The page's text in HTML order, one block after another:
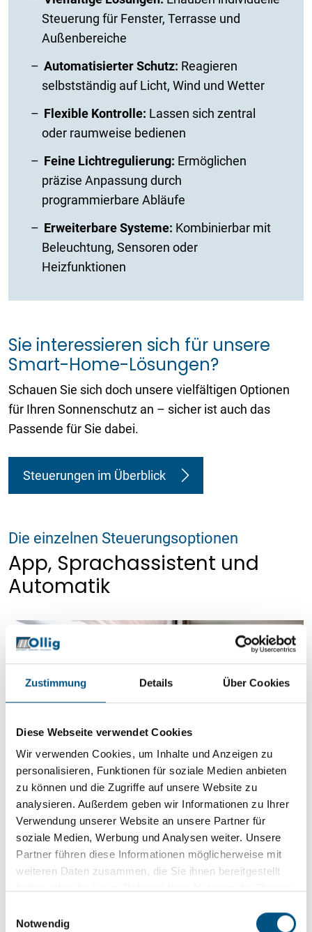
Zustimmung Details Über Cookies
Diese Webseite verwendet Cookies
Wir verwenden Cookies, um Inhalte und Anzeigen zu
personalisieren, Funktionen für soziale Medien anbieten
zu können und die Zugriffe auf unsere Website zu
analysieren. Außerdem geben wir Informationen zu Ihrer
Verwendung unserer Website an unsere Partner für
soziale Medien, Werbung und Analysen weiter. Unsere
Partner führen diese Informationen möglicherweise mit
weiteren Daten zusammen, die Sie ihnen bereitgestellt
Notwendig
Steuerung für Fenster, Terrasse und
Außenbereiche
Automatisierter Schutz: Reagieren
selbstständig auf Licht, Wind und Wetter
Flexible Kontrolle: Lassen sich zentral
oder raumweise bedienen
Feine Lichtregulierung: Ermöglichen
präzise Anpassung durch
programmierbare Abläufe
Erweiterbare Systeme: Kombinierbar mit
Beleuchtung, Sensoren oder
Heizfunktionen
Sie interessieren sich für unsere
Smart-Home-Lösungen?
Schauen Sie sich doch unsere vielfältigen Optionen
für Ihren Sonnenschutz an – sicher ist auch das
Passende für Sie dabei.
Steuerungen im Überblick
Die einzelnen Steuerungsoptionen
App, Sprachassistent und
Automatik
Moderne Installationen lassen sich auf vielfältige
die Bedienung per App
: Ob von der Couch oder